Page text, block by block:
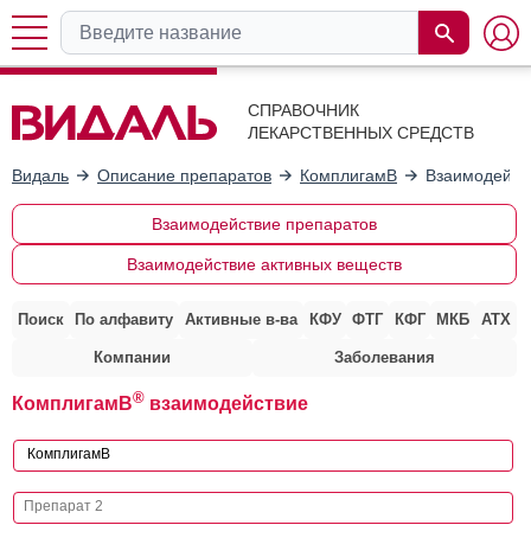
СПРАВОЧНИК
ЛЕКАРСТВЕННЫХ СРЕДСТВ
Видаль Описание препаратов КомплигамВ
Взаимодействие препаратов
Взаимодействие активных веществ
Поиск По алфавиту Активные в-ва КФУ ФТГ КФГ МКБ АТХ
Компании Заболевания
КомплигамВ® взаимодействие